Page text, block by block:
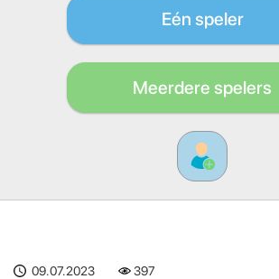
Eén speler
Meerdere spelers
09.07.2023 397